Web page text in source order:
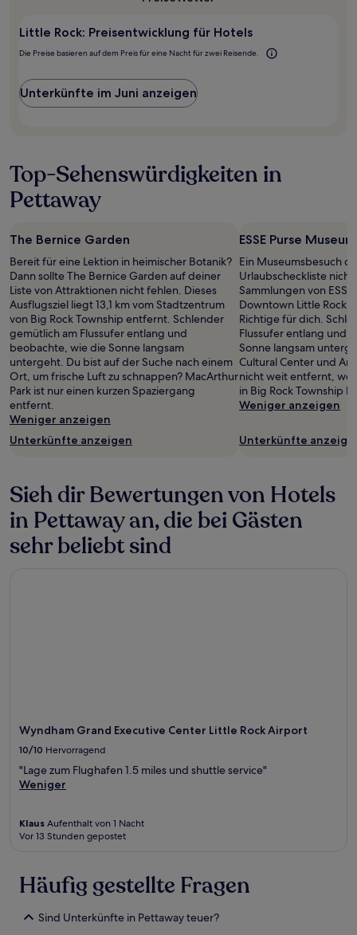
2 Erwachsenen
wurde.
und
Verfügbarkeiten
können
zusätzliche
Bedingungen
Little Rock: Preisentwicklung für Hotels
Die Preise basieren auf dem Preis für eine Nacht für zwei Reisende.
Unterkünfte im Juni anzeigen
Top-Sehenswürdigkeiten in
Pettaway
The Bernice Garden
Bereit für eine Lektion in heimischer Botanik?
Dann sollte The Bernice Garden auf deiner
Liste von Attraktionen nicht fehlen. Dieses
Ausflugsziel liegt 13,1 km vom Stadtzentrum
von Big Rock Township entfernt. Schlender
gemütlich am Flussufer entlang und
beobachte, wie die Sonne langsam
untergeht. Du bist auf der Suche nach einem
Ort, um frische Luft zu schnappen? MacArthur
Park ist nur einen kurzen Spaziergang
entfernt.
Weniger anzeigen
Unterkünfte anzeigen
ESSE Purse Museum
Ein Museumsbesuch
Urlaubscheckliste
Sammlungen von
Downtown Little Rock
Richtige für dich.
Flussufer entlang und
Sonne langsam
Cultural Center und
nicht weit entfernt,
in Big Rock Township
Weniger anzeigen
Unterkünfte
Sieh dir Bewertungen von Hotels
in Pettaway an, die bei Gästen
sehr beliebt sind
Wyndham Grand Executive Center Little Rock Airport
10/10 Hervorragend
"Lage zum Flughafen 1.5 miles und shuttle service"
Weniger
Klaus Aufenthalt von 1 Nacht
Vor 13 Stunden gepostet
Häufig gestellte Fragen
Sind Unterkünfte in Pettaway teuer?